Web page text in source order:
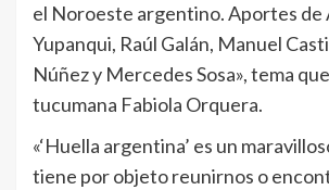
el Noroeste argentino. Aportes de
Yupanqui, Raúl Galán, Manuel
Núñez y Mercedes Sosa», tema
tucumana Fabiola Orquera.
«‘Huella argentina’ es un
tiene por objeto reunirnos o